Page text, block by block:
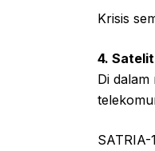
Krisis
4. Satelit
Di